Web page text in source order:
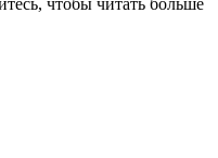
чтобы читать больше